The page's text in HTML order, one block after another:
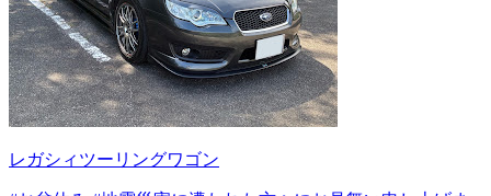
レガシィツーリングワゴン